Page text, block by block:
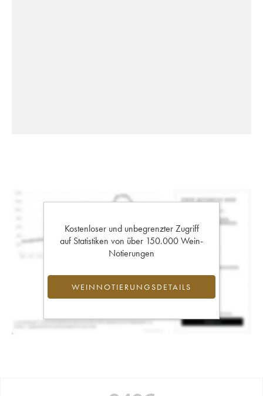
Kostenloser und unbegrenzter Zugriff
auf Statistiken von über 150.000 Wein-
Notierungen
WEINNOTIERUNGSDETAILS